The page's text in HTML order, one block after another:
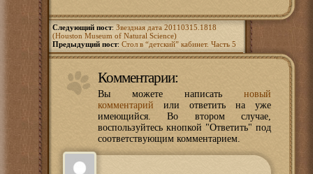
Следующий пост: Звездная дата 20110315.1818
(Houston Museum of Natural Science)
Предыдущий пост: Стол в “детский” кабинет. Часть 5
Комментарии:
Вы можете написать новый
комментарий или ответить на уже
имеющийся. Во втором случае,
воспользуйтесь кнопкой "Ответить" под
соответствующим комментарием.